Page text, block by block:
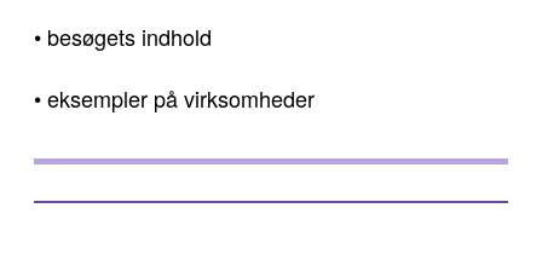
• besøgets indhold
• eksempler på virksomheder